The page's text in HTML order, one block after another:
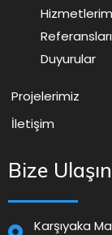
Duyurular
Projelerimiz
İletişim
Bize Ulaşın
Karşıyaka